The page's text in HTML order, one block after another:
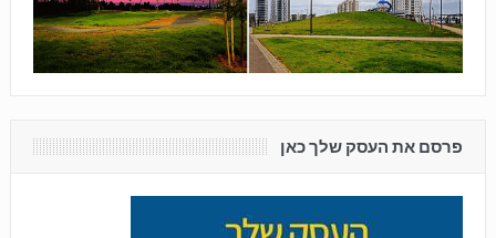
פרסם את העסק שלך כאן